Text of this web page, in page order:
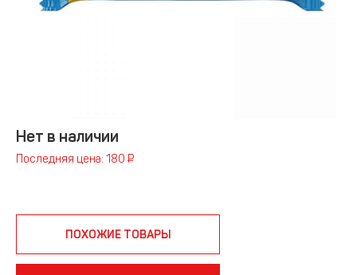
Нет в наличии
Последняя цена: 180 ₽
ПОХОЖИЕ ТОВАРЫ